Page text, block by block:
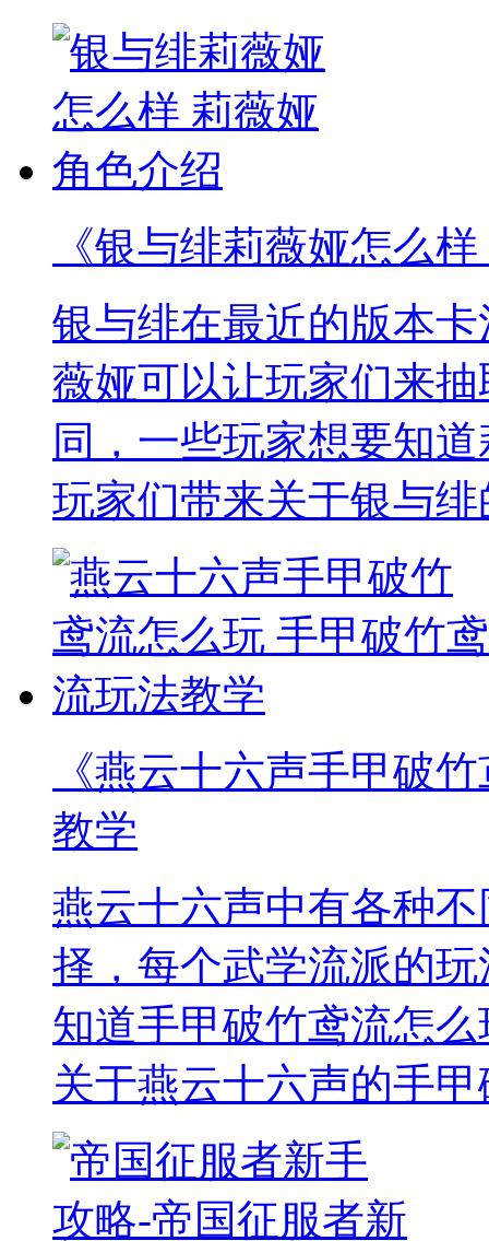
《银与绯莉薇娅怎么
银与绯在最近的版本
薇娅可以让玩家们来
同，一些玩家想要知
玩家们带来关于银与
《燕云十六声手甲破
教学
燕云十六声中有各种
择，每个武学流派的
知道手甲破竹鸢流怎
关于燕云十六声的手